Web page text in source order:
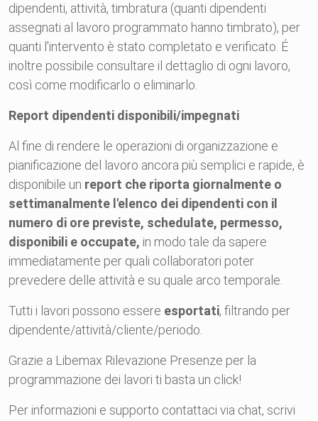
dipendenti, attività, timbratura (quanti dipendenti
assegnati al lavoro programmato hanno timbrato), per
quanti l'intervento è stato completato e verificato. É
inoltre possibile consultare il dettaglio di ogni lavoro,
così come modificarlo o eliminarlo.
Report dipendenti disponibili/impegnati
Al fine di rendere le operazioni di organizzazione e
pianificazione del lavoro ancora più semplici e rapide, è
disponibile un report che riporta giornalmente o
settimanalmente l'elenco dei dipendenti con il
numero di ore previste, schedulate, permesso,
disponibili e occupate, in modo tale da sapere
immediatamente per quali collaboratori poter
prevedere delle attività e su quale arco temporale.
Tutti i lavori possono essere esportati, filtrando per
dipendente/attività/cliente/periodo.
Grazie a Libemax Rilevazione Presenze per la
programmazione dei lavori ti basta un click!
Per informazioni e supporto contattaci via chat, scrivi